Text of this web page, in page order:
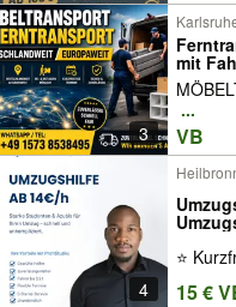
3
mit
...
VB
4
⭐
15 €